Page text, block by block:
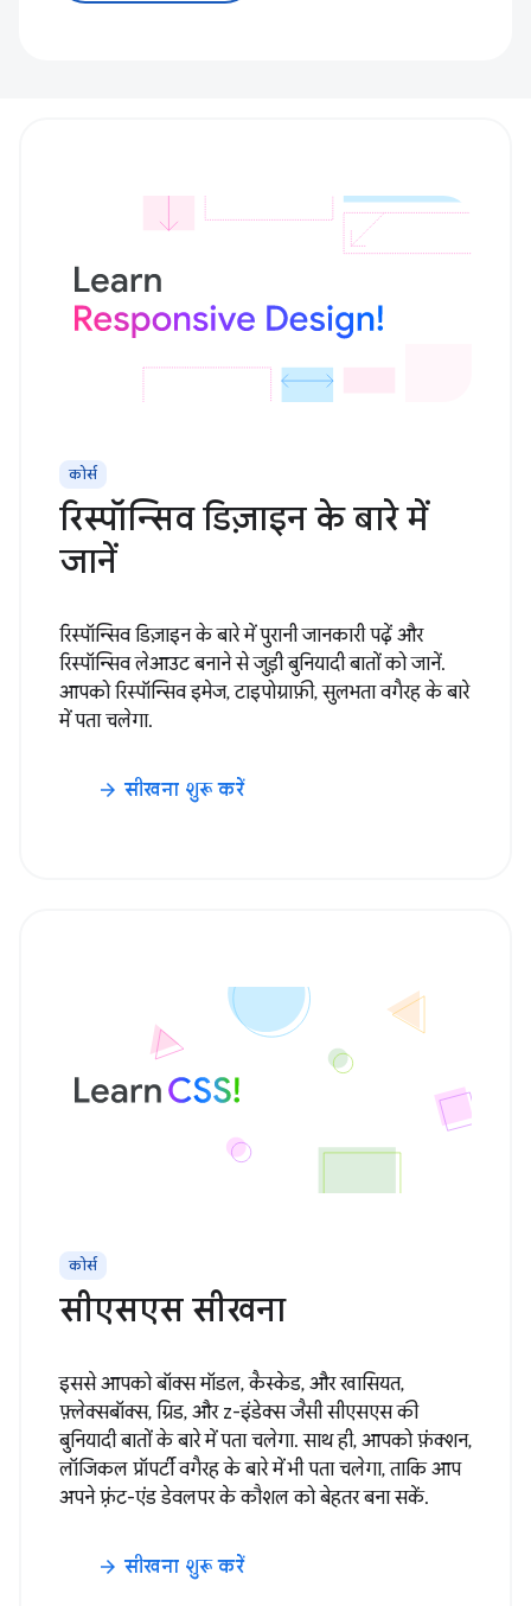
कोर्स
रिस्पॉन्सिव डिज़ाइन के बारे में
जानें
रिस्पॉन्सिव डिज़ाइन के बारे में पुरानी जानकारी पढ़ें और
रिस्पॉन्सिव लेआउट बनाने से जुड़ी बुनियादी बातों को जानें.
आपको रिस्पॉन्सिव इमेज, टाइपोग्राफ़ी, सुलभता वगैरह के बारे
में पता चलेगा.
arrow_forward सीखना शुरू करें
कोर्स
सीएसएस सीखना
इससे आपको बॉक्स मॉडल, कैस्केड, और खासियत,
फ़्लेक्सबॉक्स, ग्रिड, और z-इंडेक्स जैसी सीएसएस की
बुनियादी बातों के बारे में पता चलेगा. साथ ही, आपको फ़ंक्शन,
लॉजिकल प्रॉपर्टी वगैरह के बारे में भी पता चलेगा, ताकि आप
अपने फ़्रंट-एंड डेवलपर के कौशल को बेहतर बना सकें.
arrow_forward सीखना शुरू करें